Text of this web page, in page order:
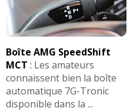
Boîte AMG SpeedShift
MCT : Les amateurs
connaissent bien la boîte
automatique 7G-Tronic
disponible dans la ...